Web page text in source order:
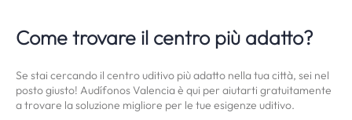
Come trovare il centro più adatto?
Se stai cercando il centro uditivo più adatto nella tua città, sei nel
posto giusto! Audífonos Valencia è qui per aiutarti gratuitamente
a trovare la soluzione migliore per le tue esigenze uditivo.